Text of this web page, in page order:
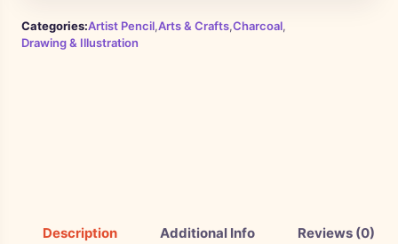
Categories:Artist Pencil,Arts & Crafts,Charcoal,
Drawing & Illustration
Description Additional Info Reviews (0)